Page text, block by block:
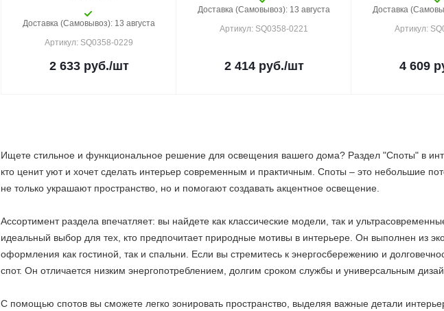
Доставка (Самовывоз): 13 августа
Артикул: SQ0358-0229
2 633руб./шт
Доставка (Самовывоз): 13 августа
Артикул: SQ0358-0221
2 414руб./шт
Доставка
Артикул:
4 609
Ищете стильное и функциональное решение для освещения вашего дома? Раздел "Споты" в
кто ценит уют и хочет сделать интерьер современным и практичным. Споты – это небольшие
не только украшают пространство, но и помогают создавать акцентное освещение.
Ассортимент раздела впечатляет: вы найдете как классические модели, так и
идеальный выбор для тех, кто предпочитает природные мотивы в интерьере. Он выполнен из
оформления как гостиной, так и спальни. Если вы стремитесь к энергосбережению и
спот. Он отличается низким энергопотреблением, долгим сроком службы и универсальным
С помощью спотов вы сможете легко зонировать пространство, выделяя важные детали